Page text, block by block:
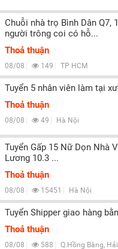
Chuỗi nhà trọ Bình Dân Q7,
người trông coi có hỗ...
Thoả thuận
08/08 149 TP HCM
Tuyển 5 nhân viên làm tại
Thoả thuận
08/08 49 Hà Nội
Tuyển Gấp 15 Nữ Dọn Nhà
Lương 10.3 ...
Thoả thuận
08/08 15451 Hà Nội
Tuyển Shipper giao hàng
Thoả thuận
08/08 588 Q.Hồng Bàng,